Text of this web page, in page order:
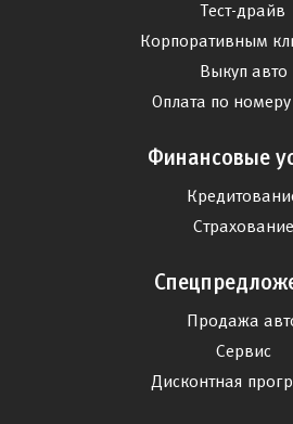
Тест-драйв
Корпоративным
Выкуп авто
Оплата по номеру
Финансовые
Страхование
Продажа
Сервис
Дисконтная